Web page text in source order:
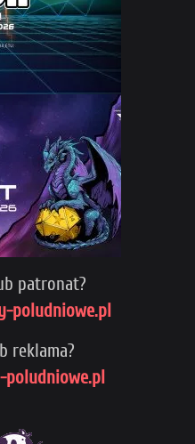
patronat?
poludniowe.pl
reklama?